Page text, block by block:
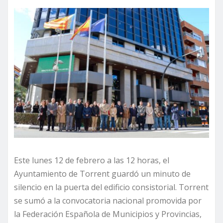
Este lunes 12 de febrero a las 12 horas, el
Ayuntamiento de Torrent guardó un minuto de
silencio en la puerta del edificio consistorial. Torrent
se sumó a la convocatoria nacional promovida por
la Federación Española de Municipios y Provincias,